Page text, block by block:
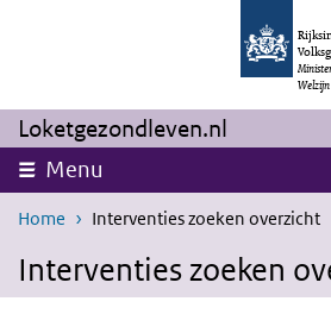
Overslaan en naar de inhoud gaan
Loketgezondleven.nl
Menu
Home Interventies zoeken overzicht
Interventies zoeken